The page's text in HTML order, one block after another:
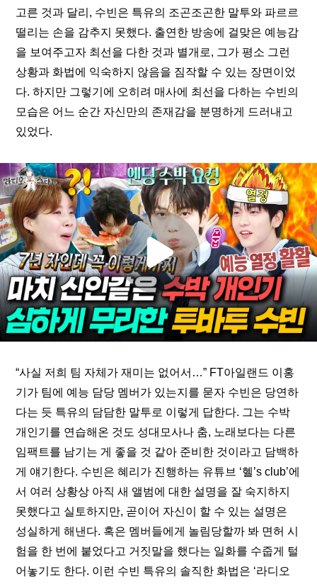
고른 것과 달리, 수빈은 특유의 조곤조곤한 말투와 파르르
떨리는 손을 감추지 못했다. 출연한 방송에 걸맞은 예능감
을 보여주고자 최선을 다한 것과 별개로, 그가 평소 그런
상황과 화법에 익숙하지 않음을 짐작할 수 있는 장면이었
다. 하지만 그렇기에 오히려 매사에 최선을 다하는 수빈의
모습은 어느 순간 자신만의 존재감을 분명하게 드러내고
있었다.
“사실 저희 팀 자체가 재미는 없어서…” FT아일랜드 이홍
기가 팀에 예능 담당 멤버가 있는지를 묻자 수빈은 당연하
다는 듯 특유의 담담한 말투로 이렇게 답한다. 그는 수박
개인기를 연습해온 것도 성대모사나 춤, 노래보다는 다른
임팩트를 남기는 게 좋을 것 같아 준비한 것이라고 담백하
게 얘기한다. 수빈은 혜리가 진행하는 유튜브 ‘혤’s club’에
서 여러 상황상 아직 새 앨범에 대한 설명을 잘 숙지하지
못했다고 실토하지만, 곧이어 자신이 할 수 있는 설명은
성실하게 해낸다. 혹은 멤버들에게 놀림당할까 봐 면허 시
험을 한 번에 붙었다고 거짓말을 했다는 일화를 수줍게 털
어놓기도 한다. 이런 수빈 특유의 솔직한 화법은 ‘라디오